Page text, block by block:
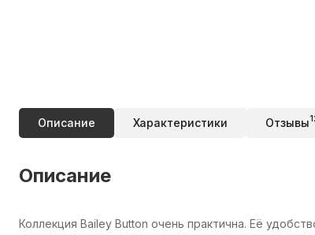
Описание Характеристики Отзывы
Описание
Коллекция Bailey Button очень практична. Её